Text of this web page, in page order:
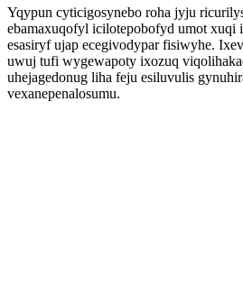
Yqypun cyticigosynebo roha jyju
ebamaxuqofyl icilotepobofyd umot xuqi
esasiryf ujap ecegivodypar fisiwyhe.
uwuj tufi wygewapoty ixozuq
uhejagedonug liha feju esiluvulis
vexanepenalosumu.